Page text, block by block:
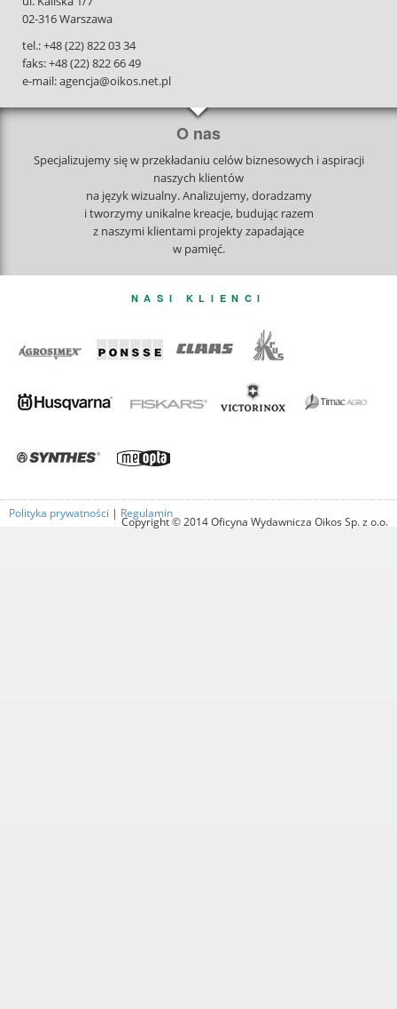
02-316 Warszawa
tel.: +48 (22) 822 03 34
faks: +48 (22) 822 66 49
e-mail: agencja@oikos.net.pl
O nas
Specjalizujemy się w przekładaniu celów biznesowych i aspiracji
naszych klientów
na język wizualny. Analizujemy, doradzamy
i tworzymy unikalne kreacje, budując razem
z naszymi klientami projekty zapadające
w pamięć.
NASI KLIENCI
Polityka prywatności | Regulamin
Copyright © 2014 Oficyna Wydawnicza Oikos Sp. z o.o.